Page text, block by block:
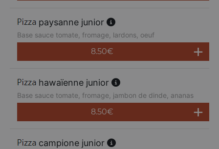
paysanne junior
Base sauce tomate, fromage, lardons, oeuf
8.50€
hawaïenne junior
Base sauce tomate, fromage, jambon de dinde, ananas
8.50€
campione junior